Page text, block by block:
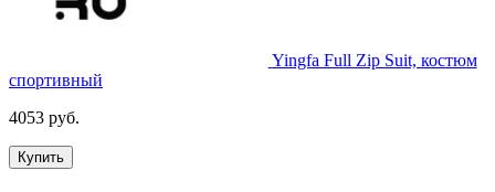
Yingfa Full Zip Suit, костюм
спортивный
4053 руб.
Купить